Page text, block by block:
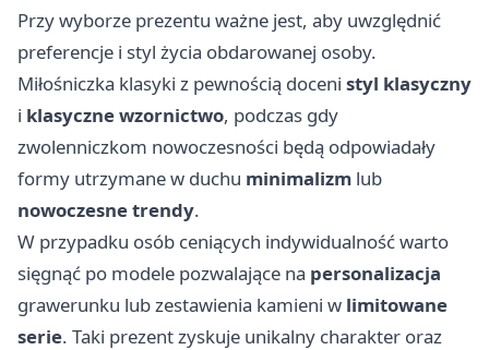
Przy wyborze prezentu ważne jest, aby uwzględnić
preferencje i styl życia obdarowanej osoby.
Miłośniczka klasyki z pewnością doceni styl klasyczny
i klasyczne wzornictwo, podczas gdy
zwolenniczkom nowoczesności będą odpowiadały
formy utrzymane w duchu minimalizm lub
nowoczesne trendy.
W przypadku osób ceniących indywidualność warto
sięgnąć po modele pozwalające na personalizacja
grawerunku lub zestawienia kamieni w limitowane
serie. Taki prezent zyskuje unikalny charakter oraz